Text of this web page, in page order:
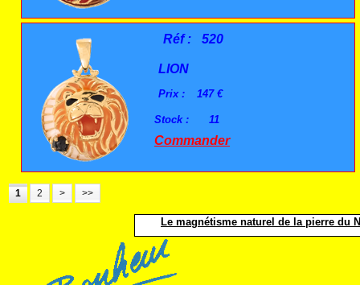
1 2 > >>
Le magnétisme naturel de la pierre du
Réf : 520
LION
Prix : 147 €
Stock : 11
Commander